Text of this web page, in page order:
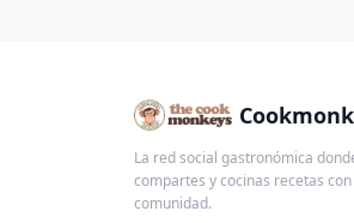
La red social gastronómica
compartes y cocinas recetas
comunidad.